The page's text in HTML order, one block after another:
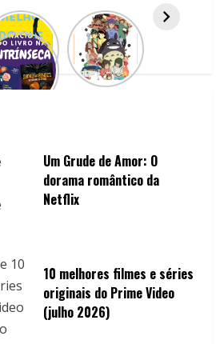
Um Grude de Amor: O
dorama romântico da
Netflix
10 melhores filmes e séries
originais do Prime Video
(julho 2026)